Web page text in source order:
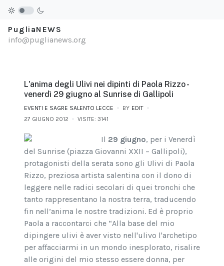
PugliaNEWS
info@puglianews.org
L'anima degli Ulivi nei dipinti di Paola Rizzo -
venerdì 29 giugno al Sunrise di Gallipoli
EVENTI E SAGRE SALENTO LECCE BY EDIT
27 GIUGNO 2012
VISITE: 3141
Il 29 giugno, per i Venerdì
del Sunrise (piazza Giovanni XXII – Gallipoli),
protagonisti della serata sono gli Ulivi di Paola
Rizzo, preziosa artista salentina con il dono di
leggere nelle radici secolari di quei tronchi che
tanto rappresentano la nostra terra, traducendo
fin nell’anima le nostre tradizioni. Ed è proprio
Paola a raccontarci che “Alla base del mio
dipingere ulivi è aver visto nell'ulivo l'archetipo
per affacciarmi in un mondo inesplorato, risalire
alle origini del mio stesso essere donna, per